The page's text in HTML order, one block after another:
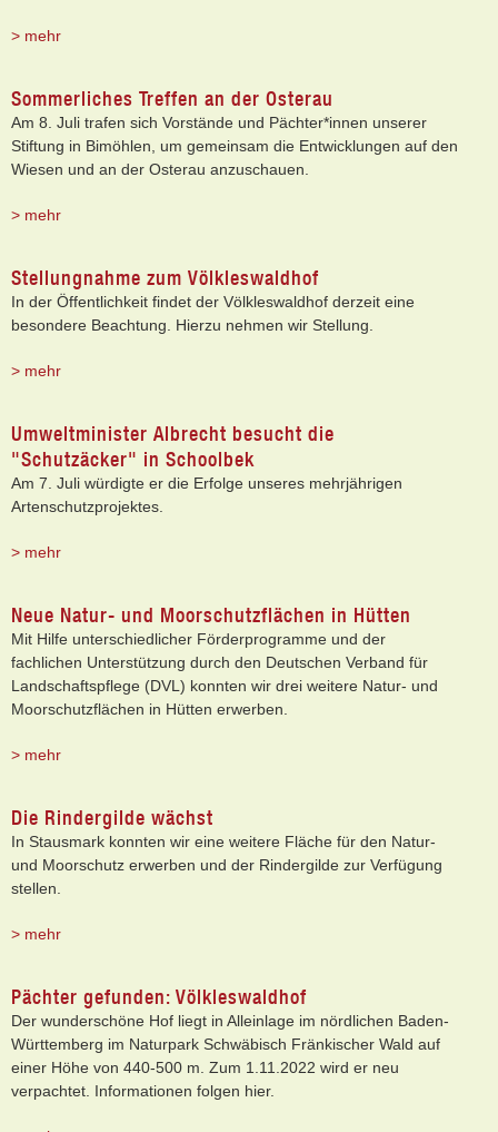
> mehr
Sommerliches Treffen an der Osterau
Am 8. Juli trafen sich Vorstände und Pächter*innen unserer
Stiftung in Bimöhlen, um gemeinsam die Entwicklungen auf den
Wiesen und an der Osterau anzuschauen.
> mehr
Stellungnahme zum Völkleswaldhof
In der Öffentlichkeit findet der Völkleswaldhof derzeit eine
besondere Beachtung. Hierzu nehmen wir Stellung.
> mehr
Umweltminister Albrecht besucht die
"Schutzäcker" in Schoolbek
Am 7. Juli würdigte er die Erfolge unseres mehrjährigen
Artenschutzprojektes.
> mehr
Neue Natur- und Moorschutzflächen in Hütten
Mit Hilfe unterschiedlicher Förderprogramme und der
fachlichen Unterstützung durch den Deutschen Verband für
Landschaftspflege (DVL) konnten wir drei weitere Natur- und
Moorschutzflächen in Hütten erwerben.
> mehr
Die Rindergilde wächst
In Stausmark konnten wir eine weitere Fläche für den Natur-
und Moorschutz erwerben und der Rindergilde zur Verfügung
stellen.
> mehr
Pächter gefunden: Völkleswaldhof
Der wunderschöne Hof liegt in Alleinlage im nördlichen Baden-
Württemberg im Naturpark Schwäbisch Fränkischer Wald auf
einer Höhe von 440-500 m. Zum 1.11.2022 wird er neu
verpachtet. Informationen folgen hier.